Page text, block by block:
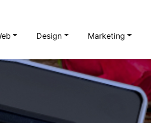
Design Marketing